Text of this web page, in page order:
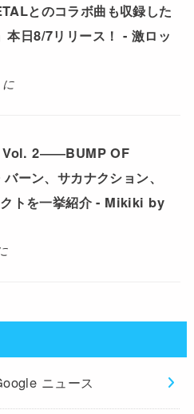
とのコラボ曲も収録した
日8/7リリース！ - 激ロッ
Vol. 2――BUMP OF
ーン、サカナクション、
トを一挙紹介 - Mikiki by
ニュース